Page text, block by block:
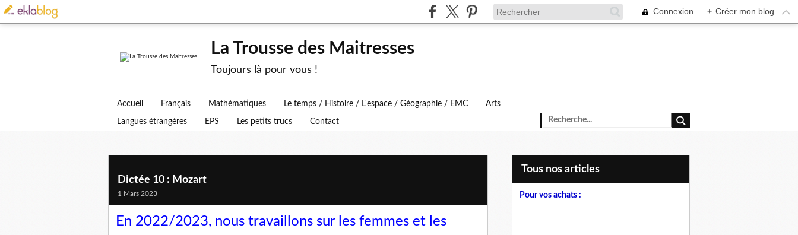
Connexion + Créer mon blog
La Trousse des Maitresses
Toujours là pour vous !
Accueil Français Mathématiques Le temps / Histoire / L'espace / Géographie / EMC Arts
Langues étrangères EPS Les petits trucs Contact
Dictée 10 : Mozart
1 Mars 2023
En 2022/2023, nous travaillons surles femmes et les
Tous nos articles
Pour vos achats :